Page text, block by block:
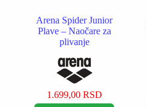
Arena Spider Junior
Plave – Naočare za
plivanje
1.699,00 RSD